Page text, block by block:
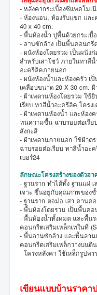
- หลังคากระเบื้องซีแพคโมเ
- ห้องนอน, ห้องรับแขก และ
40 x 40 cm.
- พื้นห้องน้ำ ปูพื้นด้วยกระเบื้
- ลานซักล้าง เป็นพื้นคอนก
- ผนังห้องโดยรวม เป็นผนังก่
สำหรับเสาโชว์ ภายในทาสี
อะครีลิคภายนอก
- ผนังห้องน้ำและห้องครัว เ
เคลือบขนาด 20 X 30 cm.
- ฝ้าเพดานห้องโดยรวม ใช้
เรียบ ทาสีน้ำอะครีลิค โครง
- ฝ้าเพดานห้องน้ำ และห้อ
ทนความชื้น ฉาบรอยต่อเรีย
สังกะสี
- ฝ้าเพดานภายนอก ใช้ฝ้าต
ฉาบรอยต่อเรียบ ทาสีน้ำอะ
เบอร์24
ลักษณะโครงสร้างของตัวอา
- ฐานราก ทำได้ทั้ง ฐานแผ่ เ
เจาะ ขึ้นอยู่กับคุณภาพของ
- ฐานราก ตอม่อ เสา คานค
- พื้นห้องโดยรวม เป็นพื้นคอ
- พื้นห้องน้ำทั้งหมด และพื้น
คอนกรีตเสริมเหล็กเทในที่
- พื้นลานซักล้าง และพื้นลาน
คอนกรีตเสริมเหล็กวางบนดิ
- โครงหลังคา ใช้เหล็กรูปพ
เขียนแบบบ้านราคา